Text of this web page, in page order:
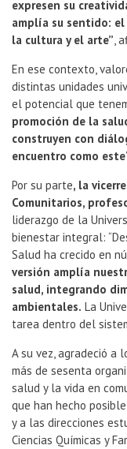
expresen su
amplía su sentido:
la cultura y el arte”,
En ese contexto,
distintas unidades
el potencial que
promoción de la
construyen con
encuentro como este
Por su parte, la
Comunitarios,
liderazgo de la
bienestar integral:
Salud ha crecido en
versión amplía
salud, integrando
ambientales. La
tarea dentro del
A su vez, agradeció a
más de sesenta
salud y la vida en
que han hecho
y a las direcciones
Ciencias Químicas y